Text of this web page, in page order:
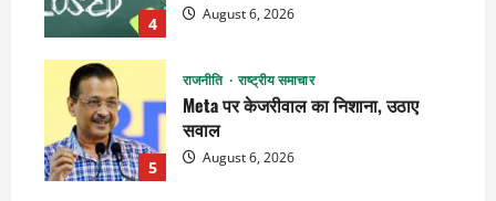
4 August 6, 2026
5
राजनीति राष्ट्रीय समाचार
Meta पर केजरीवाल का निशाना, उठाए
सवाल
August 6, 2026